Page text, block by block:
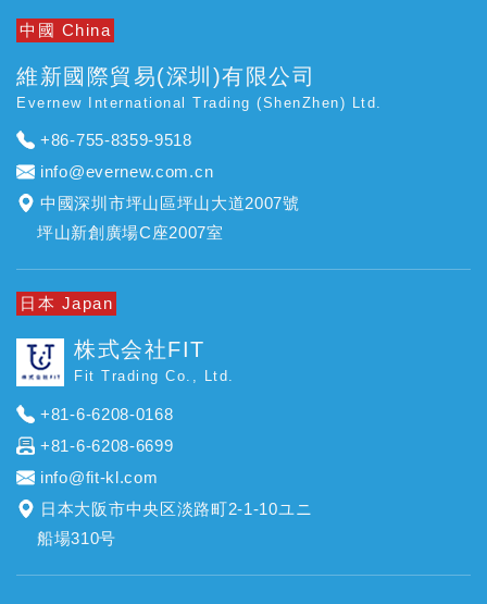
中國 China
維新國際貿易(深圳)有限公司
Evernew International Trading (ShenZhen) Ltd.
+86-755-8359-9518
info@evernew.com.cn
中國深圳市坪山區坪山大道2007號
坪山新創廣場C座2007室
日本 Japan
株式会社FIT
Fit Trading Co., Ltd.
+81-6-6208-0168
+81-6-6208-6699
info@fit-kl.com
日本大阪市中央区淡路町2-1-10ユニ
船場310号